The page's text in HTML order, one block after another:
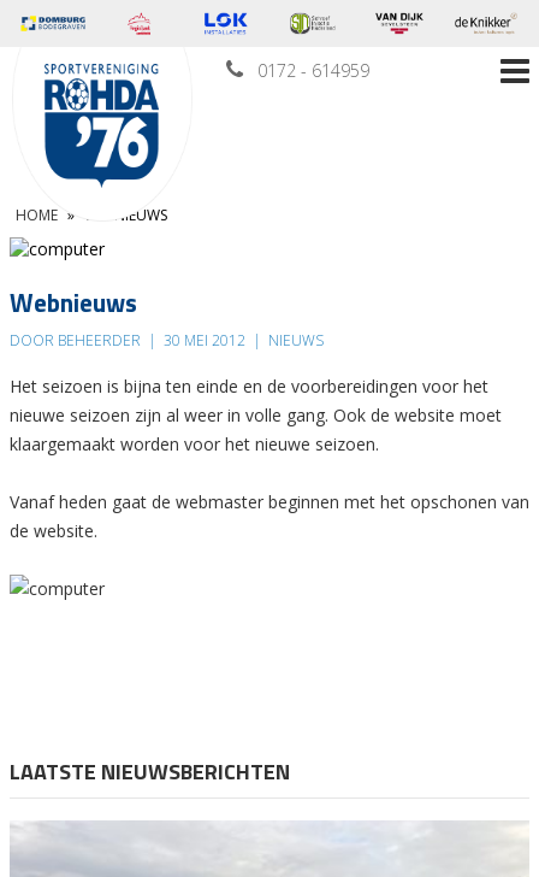
0172 - 614959
HOME » WEBNIEUWS
Webnieuws
DOOR BEHEERDER | 30 MEI 2012 | NIEUWS
Het seizoen is bijna ten einde en de voorbereidingen voor het
nieuwe seizoen zijn al weer in volle gang. Ook de website moet
klaargemaakt worden voor het nieuwe seizoen.
Vanaf heden gaat de webmaster beginnen met het opschonen van
de website.
LAATSTE NIEUWSBERICHTEN